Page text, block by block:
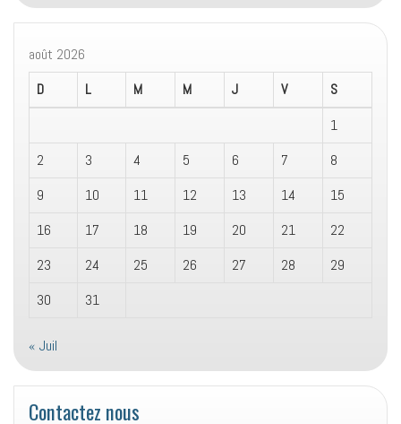
août 2026
D
L M M J V
S
1
2
3 4 5 6 7
8
9
10 11 12 13 14
15
16
17 18 19 20 21
22
23
24 25 26 27 28
29
30
31
« Juil
Contactez nous